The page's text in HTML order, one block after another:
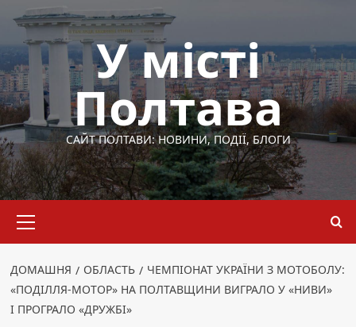
Перейти
вмісту
У місті
Полтава
САЙТ ПОЛТАВИ: НОВИНИ, ПОДІЇ, БЛОГИ
меню
ДОМАШНЯ ОБЛАСТЬ
ЧЕМПІОНАТ УКРАЇНИ З МОТОБОЛУ:
«ПОДІЛЛЯ-МОТОР» НА ПОЛТАВЩИНИ ВИГРАЛО У «НИВИ»
І ПРОГРАЛО «ДРУЖБІ»